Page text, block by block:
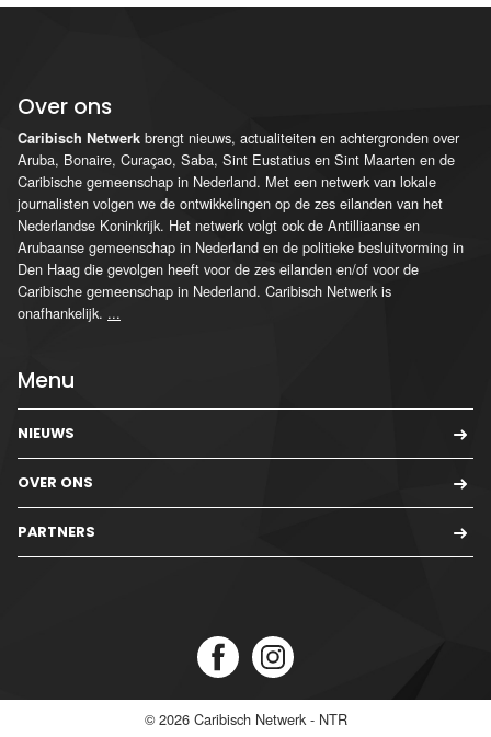
Over ons
Caribisch Netwerk brengt nieuws, actualiteiten en achtergronden over
Aruba, Bonaire, Curaçao, Saba, Sint Eustatius en Sint Maarten en de
Caribische gemeenschap in Nederland. Met een netwerk van lokale
journalisten volgen we de ontwikkelingen op de zes eilanden van het
Nederlandse Koninkrijk. Het netwerk volgt ook de Antilliaanse en
Arubaanse gemeenschap in Nederland en de politieke besluitvorming in
Den Haag die gevolgen heeft voor de zes eilanden en/of voor de
Caribische gemeenschap in Nederland. Caribisch Netwerk is
onafhankelijk. ...
Menu
NIEUWS
OVER ONS
PARTNERS
© 2026 Caribisch Netwerk - NTR